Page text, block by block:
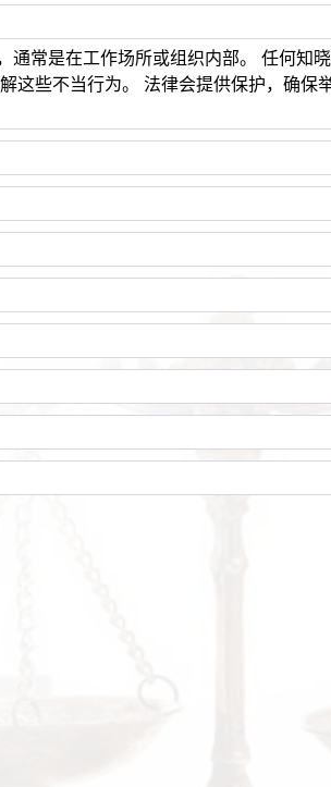
常是在工作场所或组织内部。 任何知
这些不当行为。 法律会提供保护，确保